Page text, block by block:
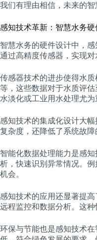
我们有理由相信，未来的
感知技术革新：智慧水务硬
智慧水务的硬件设计中，
通过高精度传感器，实现
传感器技术的进步使得水
等，这些数据对于水质评
水淡化或工业用水处理尤为
感知技术的集成化设计大
复杂度，还降低了系统故
智能化数据处理能力是感
析，快速识别异常情况。
机会。
感知技术的应用还显著提
远程监控和数据分析。这
环保与节能也是感知技术